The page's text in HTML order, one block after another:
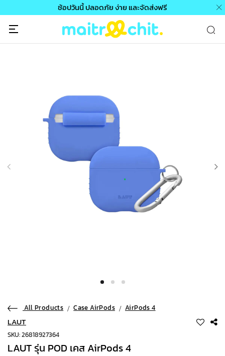
ช้อปวันนี้ ปลอดภัย ง่าย และจัดส่งฟรี
All Products Case AirPods AirPods 4
LAUT
SKU: 26818927364
LAUT รุ่น POD เคส AirPods 4